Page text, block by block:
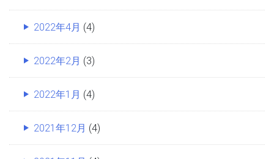
2022年4月 (4)
2022年2月 (3)
2022年1月 (4)
2021年12月 (4)